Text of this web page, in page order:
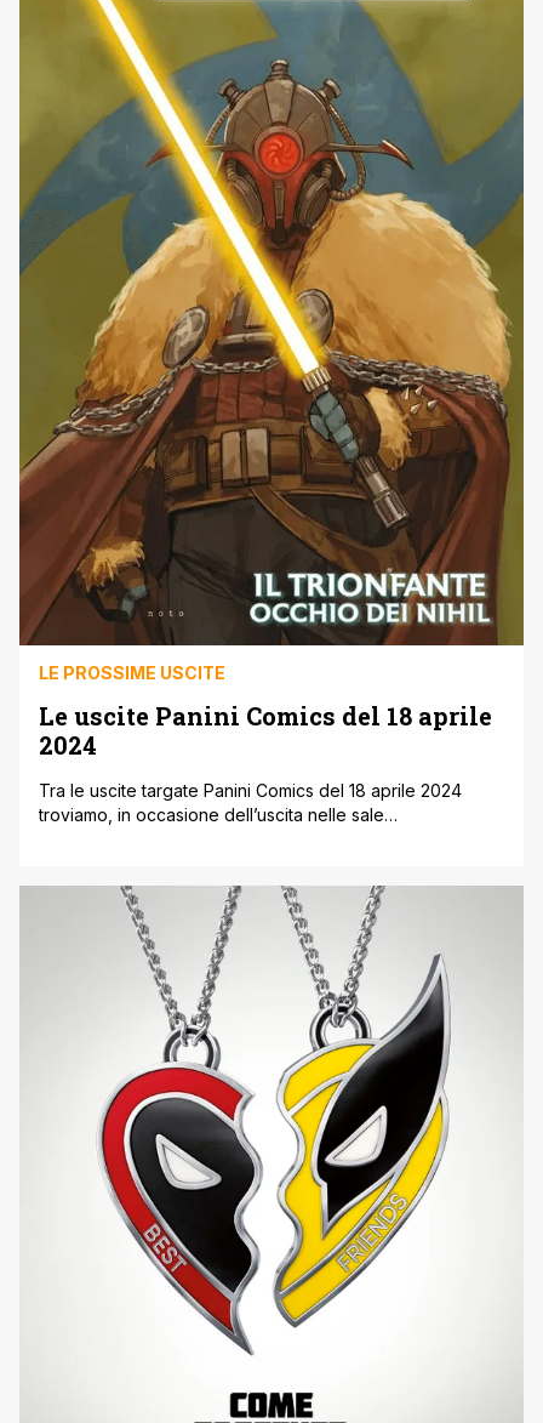
LE PROSSIME USCITE
Le uscite Panini Comics del 18 aprile
2024
Tra le uscite targate Panini Comics del 18 aprile 2024
troviamo, in occasione dell’uscita nelle sale
realizzate dalla Marvel. Di seguito, direttamente dal sito
ufficiale della casa editrice, tutte le uscite Panini Comics
del 18 aprile. Le uscite [']